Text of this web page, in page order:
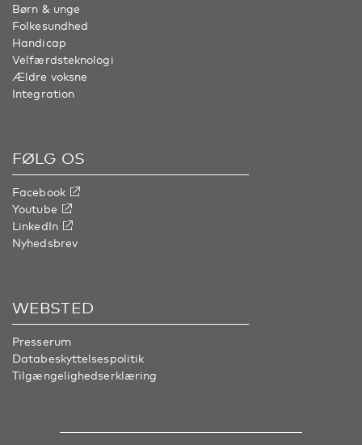
Børn & unge
Folkesundhed
Handicap
Velfærdsteknologi
Ældre voksne
Integration
FØLG OS
Facebook
Youtube
LinkedIn
Nyhedsbrev
WEBSTED
Presserum
Databeskyttelsespolitik
Tilgængelighedserklæring